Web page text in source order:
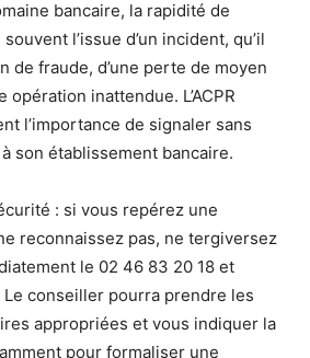
bancaire, la rapidité de
l’issue d’un incident, qu’il
de fraude, d’une perte de moyen
opération inattendue. L’ACPR
l’importance de signaler sans
son établissement bancaire.
: si vous repérez une
reconnaissez pas, ne tergiversez
le 02 46 83 20 18 et
conseiller pourra prendre les
appropriées et vous indiquer la
pour formaliser une